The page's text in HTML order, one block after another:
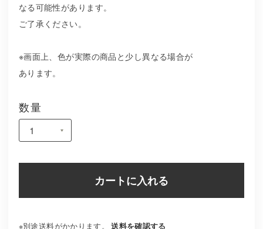
なる可能性があります。
ご了承ください。
※画面上、色が実際の商品と少し異なる場合が
あります。
数量
カートに入れる
※別途送料がかかります。 送料を確認する